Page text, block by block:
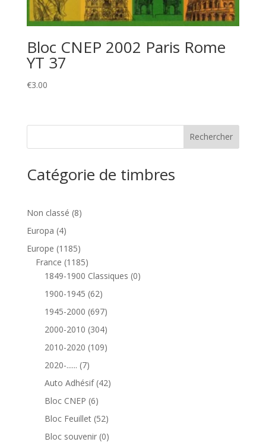
Bloc CNEP 2002 Paris Rome
YT 37
€3.00
Catégorie de timbres
Non classé 88
Europa 44
produits
Europe 11851185
produits
France 11851185
produits
1849-1900 Classiques 00
1900-1945 6262
produits
1945-2000 697697
produits
2000-2010 304304
produits
2010-2020 109109
2020-...... 77
produits
Auto Adhésif 4242
Bloc CNEP 66
produits
Bloc Feuillet 5252
produits
Bloc souvenir 00